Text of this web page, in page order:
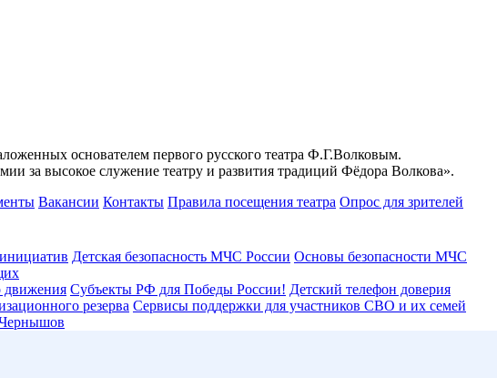
основателем первого русского театра Ф.Г.Волковым.
за высокое служение театру и развития традиций Фёдора Волкова».
Вакансии Контакты Правила посещения театра Опрос для зрителей
Детская безопасность МЧС России Основы безопасности МЧС
движения Субъекты РФ для Победы России! Детский телефон доверия
резерва Сервисы поддержки для участников СВО и их семей